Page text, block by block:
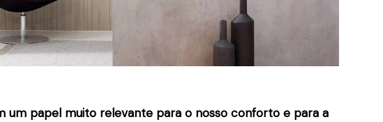
um papel muito relevante para o nosso conforto e para a